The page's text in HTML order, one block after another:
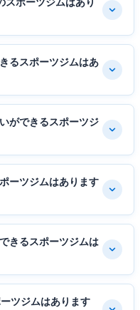
るスポーツジムはあ
ができるスポーツジ
ーツジムはあります
きるスポーツジムは
ツジムはあります